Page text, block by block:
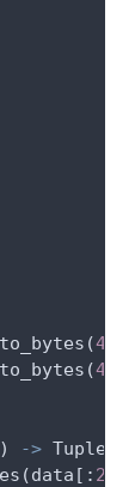
4
4
) ->
20